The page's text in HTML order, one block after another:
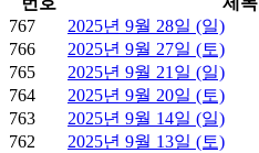
767
2025년 9월 28일 (일)
766
2025년 9월 27일 (토)
765
2025년 9월 21일 (일)
764
2025년 9월 20일 (토)
763
2025년 9월 14일 (일)
762
2025년 9월 13일 (토)